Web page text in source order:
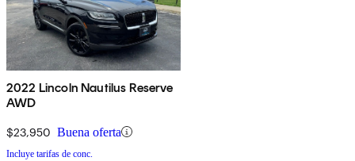
2022 Lincoln Nautilus Reserve
AWD
$23,950 Buena oferta
Incluye tarifas de conc.